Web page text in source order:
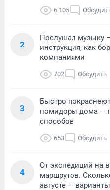
6 105
2
Послушал музыку
инструкция, как
компаниями
702 Обсудить
3
Быстро
помидоры дома —
способов
653 Обсудить
4
От экспедиций на
маршрутов.
августе —